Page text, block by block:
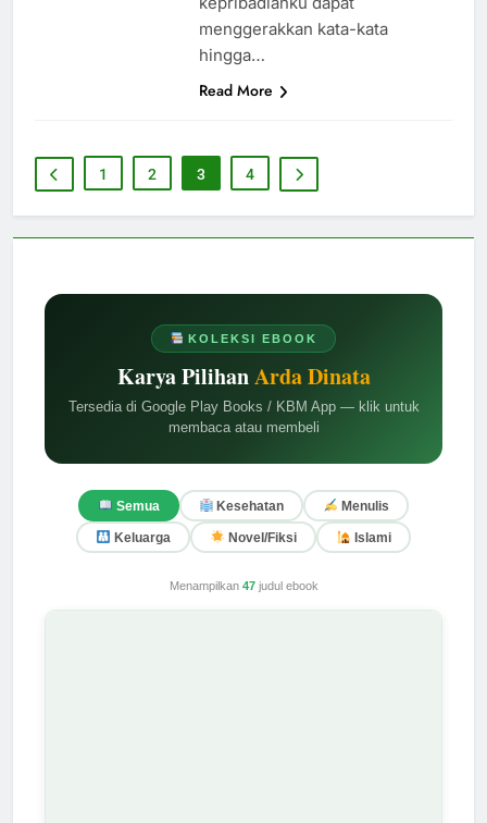
KOLEKSI EBOOK
Karya PilihanArda Dinata
Tersedia di Google Play Books / KBM App — klik untuk
membaca atau membeli
Semua Kesehatan Menulis
Keluarga Novel/Fiksi Islami
Menampilkan 47judul ebook
menggerakkan kata-kata
hingga…
Read More
1 2 3 4